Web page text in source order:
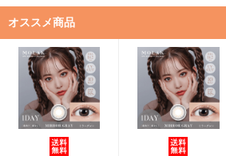
オススメ商品